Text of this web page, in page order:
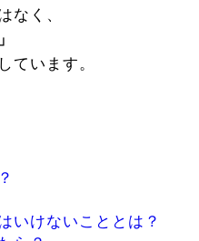
なく、
ています。
いけないこととは？